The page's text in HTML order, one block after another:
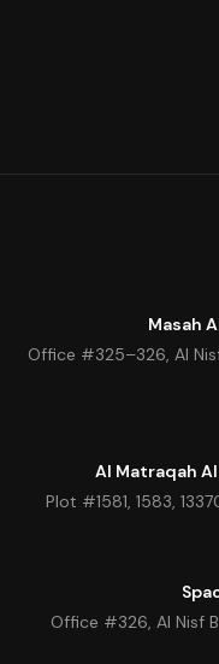
Masah
Office #325–326, Al
Al Matraqah
Plot #1581, 1583,
Office #326, Al Nisf